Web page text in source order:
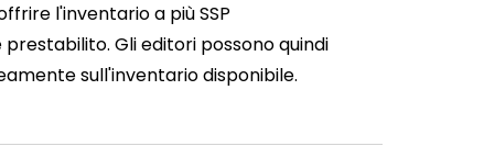
l'inventario a più SSP
Gli editori possono quindi
sull'inventario disponibile.